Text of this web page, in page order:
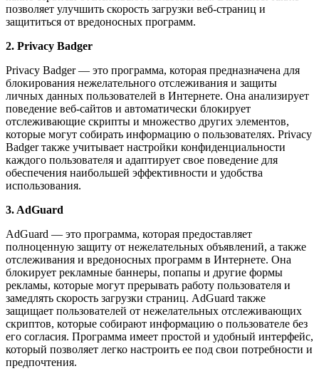
позволяет улучшить скорость загрузки веб-страниц и
защититься от вредоносных программ.
2. Privacy Badger
Privacy Badger — это программа, которая предназначена для
блокирования нежелательного отслеживания и защиты
личных данных пользователей в Интернете. Она анализирует
поведение веб-сайтов и автоматически блокирует
отслеживающие скрипты и множество других элементов,
которые могут собирать информацию о пользователях. Privacy
Badger также учитывает настройки конфиденциальности
каждого пользователя и адаптирует свое поведение для
обеспечения наибольшей эффективности и удобства
использования.
3. AdGuard
AdGuard — это программа, которая предоставляет
полноценную защиту от нежелательных объявлений, а также
отслеживания и вредоносных программ в Интернете. Она
блокирует рекламные баннеры, попапы и другие формы
рекламы, которые могут прерывать работу пользователя и
замедлять скорость загрузки страниц. AdGuard также
защищает пользователей от нежелательных отслеживающих
скриптов, которые собирают информацию о пользователе без
его согласия. Программа имеет простой и удобный интерфейс,
который позволяет легко настроить ее под свои потребности и
предпочтения.